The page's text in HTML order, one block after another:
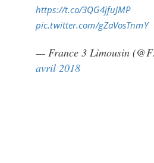
https://t.co/3QG4jfuJMP
pic.twitter.com/gZaVosTnmY
— France 3 Limousin
avril 2018